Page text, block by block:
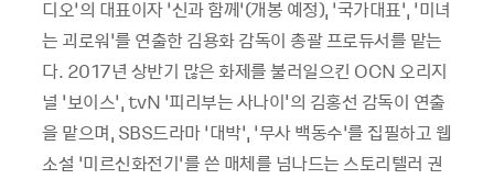
디오’의 대표이자‘신과 함께’(개봉 예정), ‘국가대표’, ‘미녀
는 괴로워’를 연출한 김용화 감독이 총괄 프로듀서를 맡는
다. 2017년 상반기 많은 화제를 불러일으킨 OCN오리지
널 ‘보이스’, tvN ‘피리부는 사나이'의 김홍선 감독이 연출
을 맡으며, SBS드라마‘대박’, ‘무사 백동수’를 집필하고 웹
소설 ‘미르신화전기’를 쓴 매체를 넘나드는 스토리텔러 권